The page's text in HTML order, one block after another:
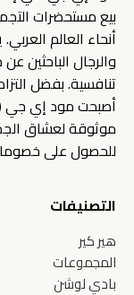
بيع مستحضرات
أنحاء العالم
والرجال الباحثين
تنافسية. بفضل
أصبحت مود إي جي
موثوقة لعشاق
للحصول على
التصنيفات
هير كير
المجموعات
بادي لوشن